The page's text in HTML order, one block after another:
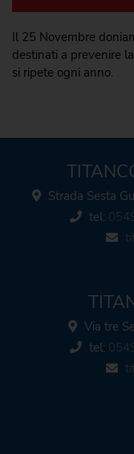
Il 25 Novembre
destinati a prevenire
si ripete ogni anno.
Strada Sesta
tel:
Via tre
tel: